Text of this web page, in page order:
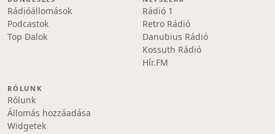
Rádióállomások
Podcastok
Top Dalok
Rádió 1
Retro Rádió
Danubius Rádió
Kossuth Rádió
Hír.FM
RÓLUNK
Rólunk
Állomás hozzáadása
Widgetek